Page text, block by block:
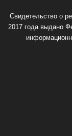
Свидетельство о
2017 года выдано